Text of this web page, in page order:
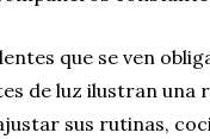
que se ven
de luz ilustran una
sus rutinas,